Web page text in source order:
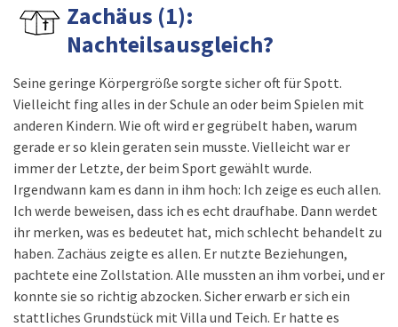
Zachäus (1):
Nachteilsausgleich?
Seine geringe Körpergröße sorgte sicher oft für Spott.
Vielleicht fing alles in der Schule an oder beim Spielen mit
anderen Kindern. Wie oft wird er gegrübelt haben, warum
gerade er so klein geraten sein musste. Vielleicht war er
immer der Letzte, der beim Sport gewählt wurde.
Irgendwann kam es dann in ihm hoch: Ich zeige es euch allen.
Ich werde beweisen, dass ich es echt draufhabe. Dann werdet
ihr merken, was es bedeutet hat, mich schlecht behandelt zu
haben. Zachäus zeigte es allen. Er nutzte Beziehungen,
pachtete eine Zollstation. Alle mussten an ihm vorbei, und er
konnte sie so richtig abzocken. Sicher erwarb er sich ein
stattliches Grundstück mit Villa und Teich. Er hatte es